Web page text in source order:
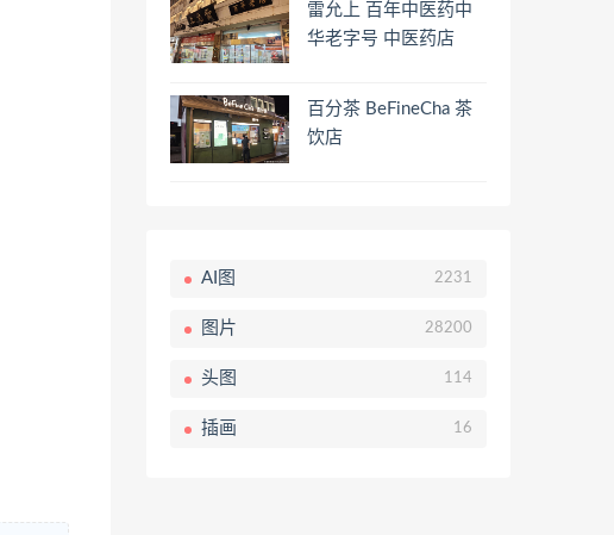
雷允上 百年中医药中
华老字号 中医药店
百分茶 BeFineCha 茶
饮店
AI图 2231
图片 28200
头图 114
插画 16